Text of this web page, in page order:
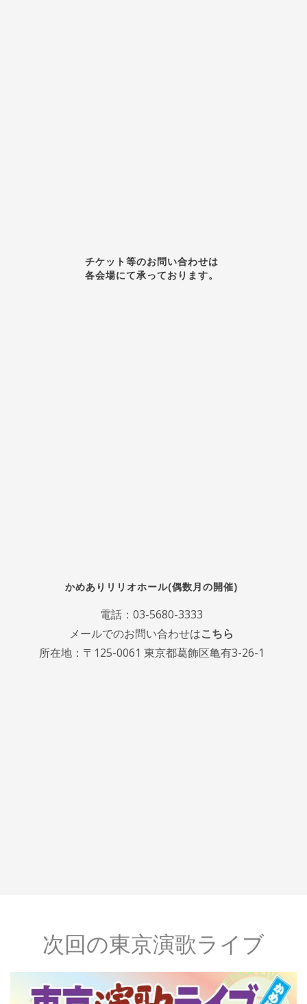
チケット等のお問い合わせは
各会場にて承っております。
かめありリリオホール(偶数月の開催)
電話：03-5680-3333
メールでのお問い合わせはこちら
所在地：〒125-0061 東京都葛飾区亀有3-26-1
次回の東京演歌ライブ